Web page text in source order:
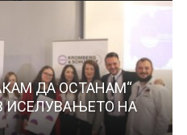
ДА ОСТАНАМ“
ИСЕЛУВАЊЕТО НА